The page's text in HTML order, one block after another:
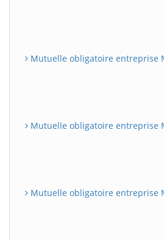
Mutuelle obligatoire entreprise
Mutuelle obligatoire entreprise
Mutuelle obligatoire entreprise